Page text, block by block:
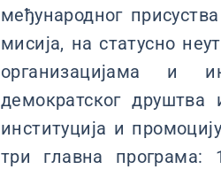
међународног
мисија, на статусно
организацијама и
демократског
институција и
три главна програма: